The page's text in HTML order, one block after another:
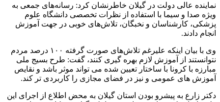
نماینده عالی دولت در گیلان خاطرنشان کرد: رسانه‌های جمعی به
ویژه صدا و سیما با استفاده از نظرات تخصصی دانشگاه علوم
پزشکی، کارشناسان و نخبگان، تلاش‌های خوبی در جهت آموزش
انجام دادند.
وی با بیان اینکه علیرغم تلاش‌های صورت گرفته ۱۰۰ درصد مردم
نتوانستند از آموزش لازم بهره گیری کنند، گفت: طرح بسیج ملی
مبارزه با کرونا با ساختار تعیین شده می تواند موثر باشد و نقایص
آموزش های عمومی و نیز در فضای مجازی را کاربردی تر کند.
دکتر زارع به پیشرو بودن استان گیلان به محض اطلاع از اجرای این